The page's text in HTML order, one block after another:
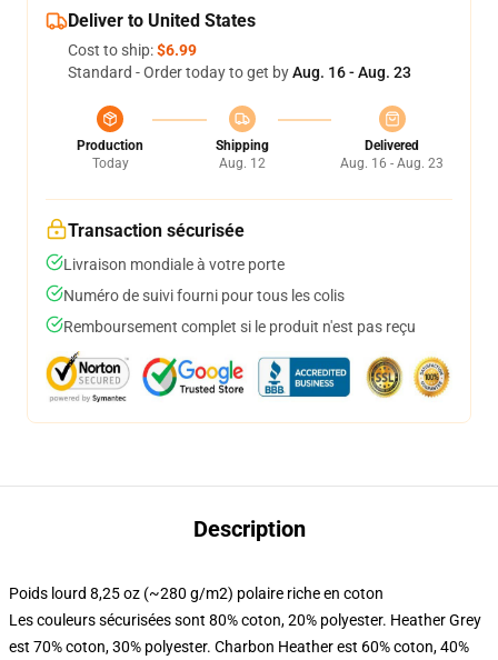
Deliver to United States
Cost to ship:$6.99
Standard - Order today to get byAug. 16 - Aug. 23
Production
Today
Shipping
Aug. 12
Delivered
Aug. 16 - Aug. 23
Transaction sécurisée
Livraison mondiale à votre porte
Numéro de suivi fourni pour tous les colis
Remboursement complet si le produit n'est pas reçu
Description
Poids lourd 8,25 oz (~280 g/m2) polaire riche en coton
Les couleurs sécurisées sont 80% coton, 20% polyester. Heather Grey
est 70% coton, 30% polyester. Charbon Heather est 60% coton, 40%